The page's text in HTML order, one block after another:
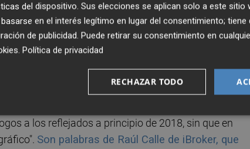
. La misma que con fecha 18 de octubre pasado
Norges Bank -los que gestionan el mayor fondo
la reducían desde el 3,139% hasta el 3,116%. Por
desde abril de 2019.
podemos comprobar que
realizando un impulso alcista
a los reflejados a principio de 2018, sin que en
Son palabras de Raúl Calle de iBroker, que
del dispositivo. Sus elecciones se aplican solo a este sitio
en el interés legítimo en lugar del consentimiento; tiene
de publicidad. Puede retirar su consentimiento en
. Política de privacidad
RECHAZAR TODO